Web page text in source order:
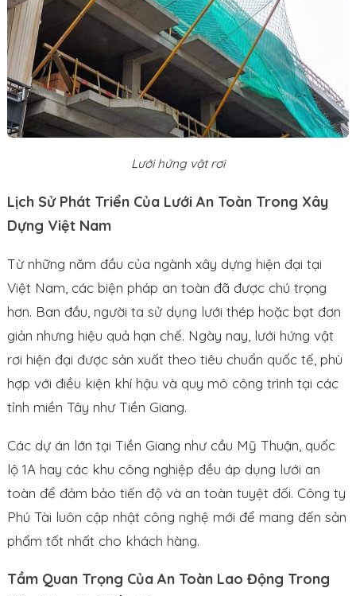
Lưới hứng vật rơi
Lịch Sử Phát Triển Của Lưới An Toàn Trong Xây
Dựng Việt Nam
Từ những năm đầu của ngành xây dựng hiện đại tại
Việt Nam, các biện pháp an toàn đã được chú trọng
hơn. Ban đầu, người ta sử dụng lưới thép hoặc bạt đơn
giản nhưng hiệu quả hạn chế. Ngày nay, lưới hứng vật
rơi hiện đại được sản xuất theo tiêu chuẩn quốc tế, phù
hợp với điều kiện khí hậu và quy mô công trình tại các
tỉnh miền Tây như Tiền Giang.
Các dự án lớn tại Tiền Giang như cầu Mỹ Thuận, quốc
lộ 1A hay các khu công nghiệp đều áp dụng lưới an
toàn để đảm bảo tiến độ và an toàn tuyệt đối. Công ty
Phú Tài luôn cập nhật công nghệ mới để mang đến sản
phẩm tốt nhất cho khách hàng.
Tầm Quan Trọng Của An Toàn Lao Động Trong